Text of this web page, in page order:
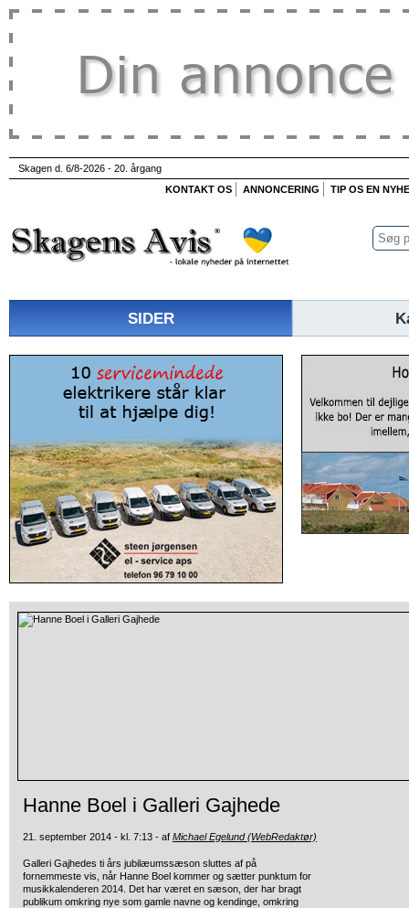
Skagen d. 6/8-2026 - 20. årgang
KONTAKT OS
ANNONCERING TIP OS EN
SIDER
Hanne Boel i Galleri Gajhede
21. september 2014 - kl. 7:13 - af Michael Egelund (WebRedaktør)
Galleri Gajhedes ti års jubilæumssæson sluttes af på
fornemmeste vis, når Hanne Boel kommer og sætter punktum for
musikkalenderen 2014. Det har været en sæson, der har bragt
publikum omkring nye som gamle navne og kendinge, omkring